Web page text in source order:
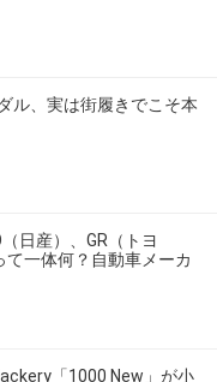
ル、実は街履きでこそ本
日産）、GR（トヨ
て一体何？自動車メーカ
「1000 New」が小